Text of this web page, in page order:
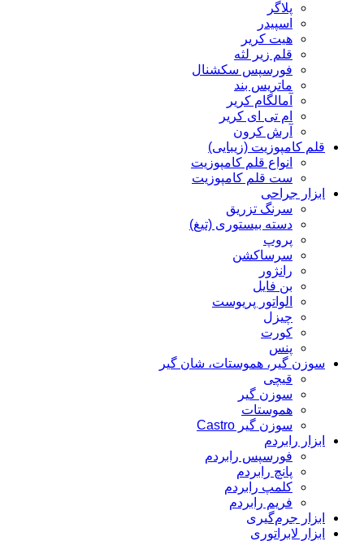
پلاگر
اسپیدر
هیت کریر
قلم زیر لثه
فورسپس سکشنال
ماتریس بند
آمالگام کریر
ام تی ای کریر
آرش کرون
قلم کامپوزیت (زیبایی)
انواع قلم کامپوزیت
ست قلم کامپوزیت
ابزار جراحی
سرنگ تزریق
دسته بیستوری (تیغ)
پروپ
سرساکشن
رانژور
بن فایل
الواتور پریوست
چیزل
کورت
پنس
سوزن گیر، هموستات، شان گیر
قیچی
سوزن گیر
هموستات
سوزن گیر Castro
ابزار رابردم
فورسپس رابردم
پانچ رابردم
کلمپ رابردم
فریم رابردم
ابزار جرم‌گیری
ابزار لابراتوری